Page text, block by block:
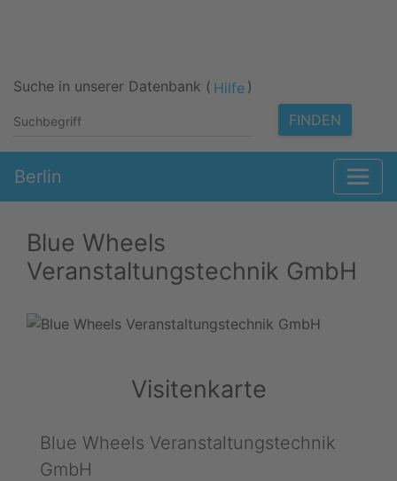
Suche in unserer Datenbank ( Hilfe )
FINDEN
Berlin
Blue Wheels
Veranstaltungstechnik GmbH
Visitenkarte
Blue Wheels Veranstaltungstechnik
GmbH